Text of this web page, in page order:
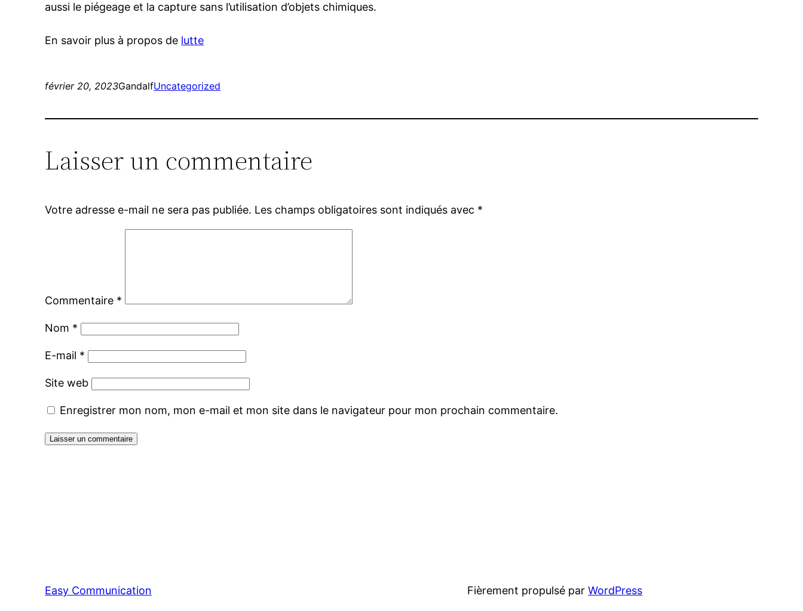
aussi le piégeage et la capture sans l’utilisation d’objets chimiques.
En savoir plus à propos de lutte
février 20, 2023GandalfUncategorized
Laisser un commentaire
Votre adresse e-mail ne sera pas publiée. Les champs obligatoires sont indiqués avec *
Commentaire *
Nom *
E-mail *
Site web
Enregistrer mon nom, mon e-mail et mon site dans le navigateur pour mon prochain commentaire.
Easy Communication Fièrement propulsé parWordPress